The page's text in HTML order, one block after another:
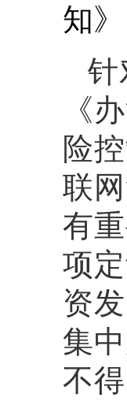
知
针
《
险
联
有
项
资
集
不